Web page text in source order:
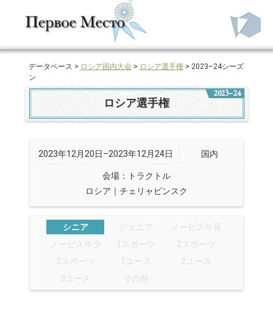
データベース > ロシア国内大会> ロシア選手権> 2023–24シーズ
ン
2023–24
ロシア選手権
2023年12月20日–2023年12月24日 国内
会場：トラクトル
ロシア｜チェリャビンスク
シニア ジュニア
ノービス年長
ノービス年少
1スポーツ
2スポーツ
3スポーツ
1ユース
2ユース
3ユース
その他